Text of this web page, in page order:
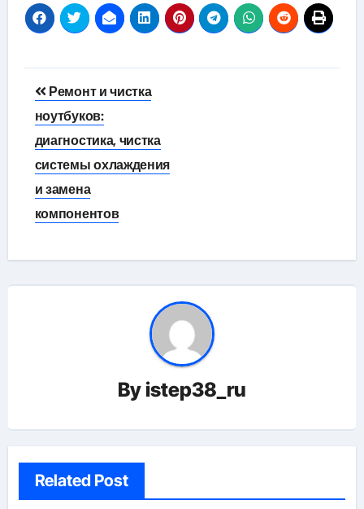
Навигация
по
записям
Ремонт и чистка
ноутбуков:
диагностика, чистка
системы охлаждения
и замена
компонентов
By istep38_ru
Related Post